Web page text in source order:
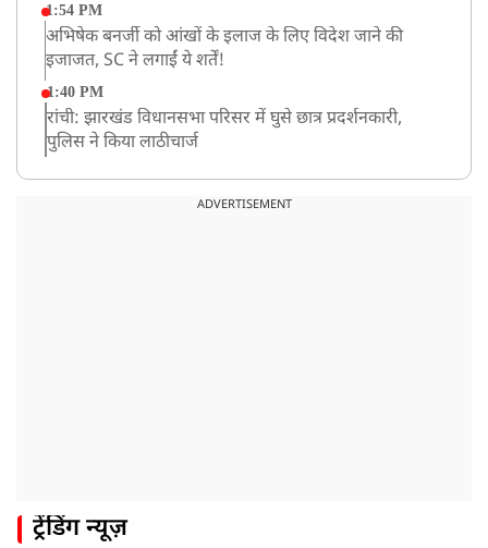
1:54 PM
अभिषेक बनर्जी को आंखों के इलाज के लिए विदेश जाने की
इजाजत, SC ने लगाईं ये शर्तें!
1:40 PM
रांची: झारखंड विधानसभा परिसर में घुसे छात्र प्रदर्शनकारी,
पुलिस ने किया लाठीचार्ज
संसद में फिर हंगामा, कार्यवाही स्थगित, नहीं चल सका प्रश्नकाल
गुजरात में आज से होती तिरंगा यात्रा की शुरुआत, शासन से
ADVERTISEMENT
ट्रेंडिंग न्यूज़